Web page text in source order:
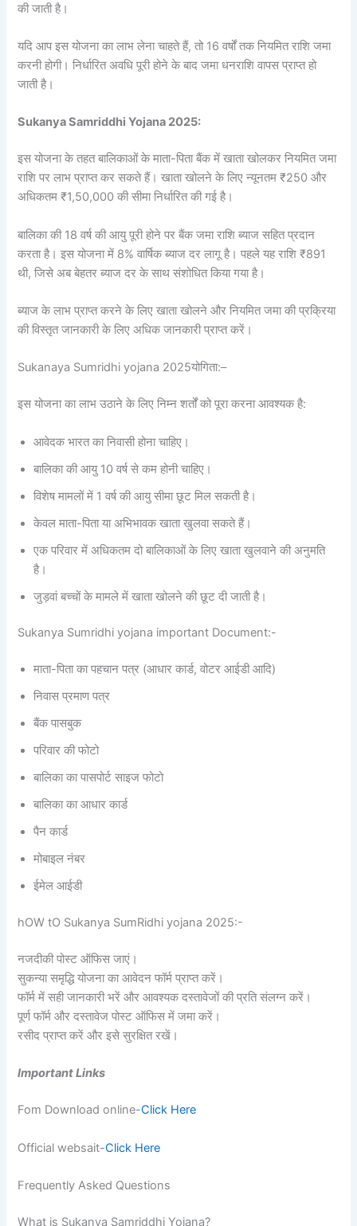
की जाती है।
यदि आप इस योजना का लाभ लेना चाहते हैं, तो 16 वर्षों तक नियमित राशि जमा
करनी होगी। निर्धारित अवधि पूरी होने के बाद जमा धनराशि वापस प्राप्त हो
जाती है।
Sukanya Samriddhi Yojana 2025:
इस योजना के तहत बालिकाओं के माता-पिता बैंक में खाता खोलकर नियमित जमा
राशि पर लाभ प्राप्त कर सकते हैं। खाता खोलने के लिए न्यूनतम ₹250 और
अधिकतम ₹1,50,000 की सीमा निर्धारित की गई है।
बालिका की 18 वर्ष की आयु पूरी होने पर बैंक जमा राशि ब्याज सहित प्रदान
करता है। इस योजना में 8% वार्षिक ब्याज दर लागू है। पहले यह राशि ₹891
थी, जिसे अब बेहतर ब्याज दर के साथ संशोधित किया गया है।
ब्याज के लाभ प्राप्त करने के लिए खाता खोलने और नियमित जमा की प्रक्रिया
की विस्तृत जानकारी के लिए अधिक जानकारी प्राप्त करें।
Sukanaya Sumridhi yojana 2025योगिता:–
इस योजना का लाभ उठाने के लिए निम्न शर्तों को पूरा करना आवश्यक है:
आवेदक भारत का निवासी होना चाहिए।
बालिका की आयु 10 वर्ष से कम होनी चाहिए।
विशेष मामलों में 1 वर्ष की आयु सीमा छूट मिल सकती है।
केवल माता-पिता या अभिभावक खाता खुलवा सकते हैं।
एक परिवार में अधिकतम दो बालिकाओं के लिए खाता खुलवाने की अनुमति
है।
जुड़वां बच्चों के मामले में खाता खोलने की छूट दी जाती है।
Sukanya Sumridhi yojana important Document:-
माता-पिता का पहचान पत्र (आधार कार्ड, वोटर आईडी आदि)
निवास प्रमाण पत्र
बैंक पासबुक
परिवार की फोटो
बालिका का पासपोर्ट साइज फोटो
बालिका का आधार कार्ड
पैन कार्ड
मोबाइल नंबर
ईमेल आईडी
hOW tO Sukanya SumRidhi yojana 2025:-
नजदीकी पोस्ट ऑफिस जाएं।
सुकन्या समृद्धि योजना का आवेदन फॉर्म प्राप्त करें।
फॉर्म में सही जानकारी भरें और आवश्यक दस्तावेजों की प्रति संलग्न करें।
पूर्ण फॉर्म और दस्तावेज पोस्ट ऑफिस में जमा करें।
रसीद प्राप्त करें और इसे सुरक्षित रखें।
Important Links
Fom Download online-Click Here
Official websait-Click Here
Frequently Asked Questions
What is Sukanya Samriddhi Yojana?